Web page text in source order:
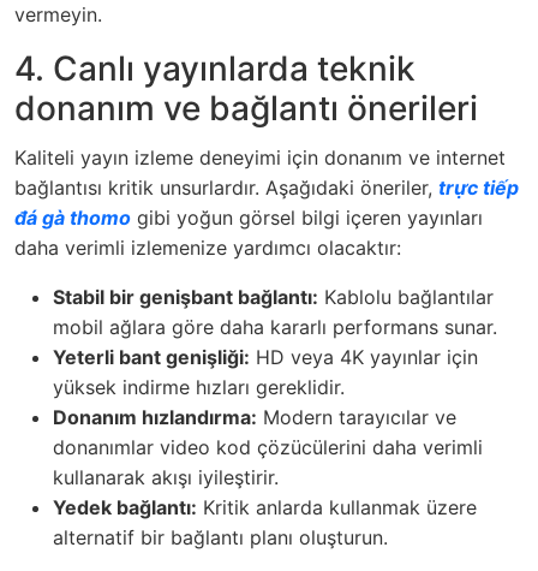
vermeyin.
4. Canlı yayınlarda teknik
donanım ve bağlantı önerileri
Kaliteli yayın izleme deneyimi için donanım ve internet
bağlantısı kritik unsurlardır. Aşağıdaki öneriler, trực tiếp
đá gà thomo gibi yoğun görsel bilgi içeren yayınları
daha verimli izlemenize yardımcı olacaktır:
Stabil bir genişbant bağlantı: Kablolu bağlantılar
mobil ağlara göre daha kararlı performans sunar.
Yeterli bant genişliği: HD veya 4K yayınlar için
yüksek indirme hızları gereklidir.
Donanım hızlandırma: Modern tarayıcılar ve
donanımlar video kod çözücülerini daha verimli
kullanarak akışı iyileştirir.
Yedek bağlantı: Kritik anlarda kullanmak üzere
alternatif bir bağlantı planı oluşturun.